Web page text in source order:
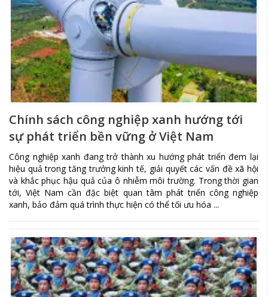
Chính sách công nghiệp xanh hướng tới
sự phát triển bền vững ở Việt Nam
Công nghiệp xanh đang trở thành xu hướng phát triển đem lại
hiệu quả trong tăng trưởng kinh tế, giải quyết các vấn đề xã hội
và khắc phục hậu quả của ô nhiễm môi trường. Trong thời gian
tới, Việt Nam cần đặc biệt quan tâm phát triển công nghiệp
xanh, bảo đảm quá trình thực hiện có thể tối ưu hóa ...